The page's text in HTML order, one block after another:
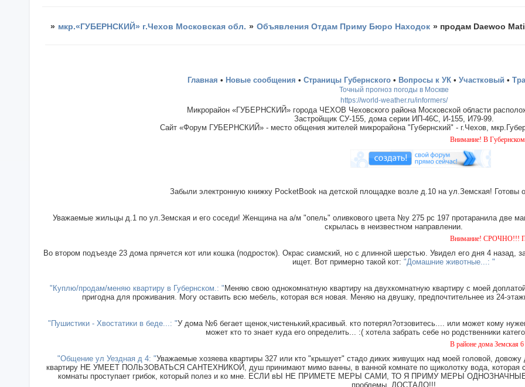
» мкр.«ГУБЕРНСКИЙ» г.Чехов Московская обл. » Объявления Отдам Приму Бюро Находок » продам Daewoo
Главная • Новые сообщения • Страницы Губернского • Вопросы к УК • Участковый •
Точный прогноз погоды в Москве
https://world-weather.ru/informers/
Микрорайон «ГУБЕРНСКИЙ» города ЧЕХОВ Чеховского района Московской области
Застройщик СУ-155, дома серии ИП-46С, И-155, И79-99.
Сайт «Форум ГУБЕРНСКИЙ» - место общения жителей микрорайона "Губернский" - г.Чехов,
Внимание! В Губернском орудует
Забыли электронную книжку PocketBook на детской площадке возле д.10 на ул.Земская! Готовы
Уважаемые жильцы д.1 по ул.Земская и его соседи! Женщина на а/м "опель" оливкового цвета №у 275 рс 197 протаранила две
скрылась в неизвестном направлении.
Внимание! СРОЧНО!!! Пропала собака
Во втором подъезде 23 дома прячется кот или кошка (подросток). Окрас сиамский, но с длинной шерстью. Увидел его дня 4 назад,
ищет. Вот примерно такой кот: "Домашние животные...: "
"Куплю/продам/меняю квартиру в Губернском.: "Меняю свою однокомнатную квартиру на двухкомнатную квартиру с моей
пригодна для проживания. Могу оставить всю мебель, которая вся новая. Меняю на двушку, предпочтительнее из 24-
"Пушистики - Хвостатики в беде...: "У дома №6 бегает щенок,чистенький,красивый. кто потерял?отзовитесь.... или может кому
может кто то знает куда его определить... :( хотела забрать себе но родственники
В районе дома Земская 6 найдена
"Общение ул Уездная д 4: "Уважаемые хозяева квартиры 327 или кто "крышует" стадо диких живущих над моей головой,
квартиру НЕ УМЕЕТ ПОЛЬЗОВАТЬСЯ САНТЕХНИКОЙ, душ принимают мимо ванны, в ванной комнате по щиколотку вода, которая
комнаты проступает грибок, который полез и ко мне. ЕСЛИ вЫ НЕ ПРИМЕТЕ МЕРЫ САМИ, ТО Я ПРИМУ МЕРЫ ОДНОЗНАЧНЫЕ.
проблемы. ДОСТАЛО!!!